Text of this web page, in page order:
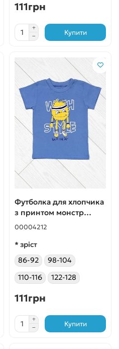
111грн
Купити
Футболка для хлопчика
з принтом монстр
блакитна
00004212
* зріст
86-92
98-104
110-116
122-128
111грн
Купити